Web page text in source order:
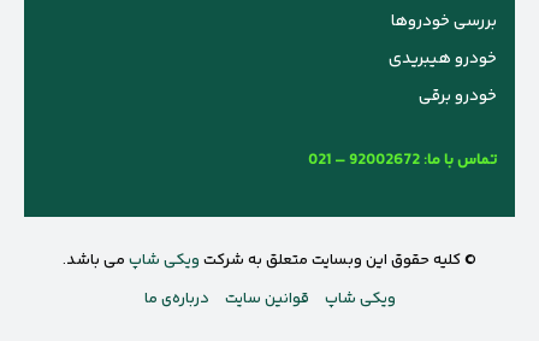
بررسی خودروها
خودرو هیبریدی
خودرو برقی
تماس با ما: 021 – 92002672
© کلیه حقوق این وبسایت متعلق به شرکت ویکی شاپ می باشد.
ویکی شاپ
قوانین سایت درباره‌ی ما